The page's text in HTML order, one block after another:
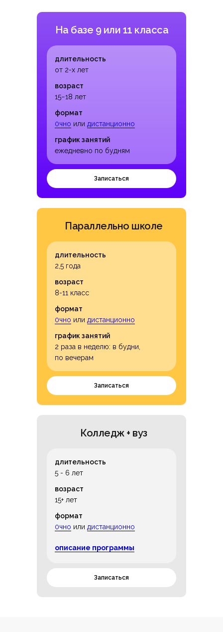
На базе 9 или 11 класса
Параллельно школе
Колледж + вуз
Записаться
Записаться
Записаться
формат
0чно или дистанционно
формат
0чно или дистанционно
формат
0чно или дистанционно
график занятий
ежедневно по будням
возраст
15−18 лет
длительность
от 2-х лет
график занятий
2 раза в неделю: в будни,
по вечерам
возраст
8-11 класс
длительность
2,5 года
описание программы
возраст
15+ лет
длительность
5 - 6 лет